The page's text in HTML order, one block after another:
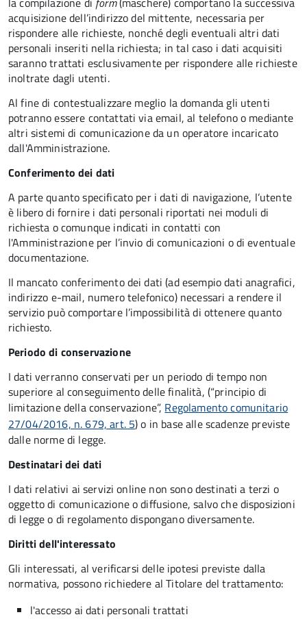
acquisizione dell’indirizzo del mittente, necessaria per
rispondere alle richieste, nonché degli eventuali altri dati
personali inseriti nella richiesta; in tal caso i dati acquisiti
saranno trattati esclusivamente per rispondere alle richieste
inoltrate dagli utenti.
Al fine di contestualizzare meglio la domanda gli utenti
potranno essere contattati via email, al telefono o mediante
altri sistemi di comunicazione da un operatore incaricato
dall'Amministrazione.
Conferimento dei dati
A parte quanto specificato per i dati di navigazione, l’utente
è libero di fornire i dati personali riportati nei moduli di
richiesta o comunque indicati in contatti con
l'Amministrazione per l’invio di comunicazioni o di eventuale
documentazione.
Il mancato conferimento dei dati (ad esempio dati anagrafici,
indirizzo e-mail, numero telefonico) necessari a rendere il
servizio può comportare l’impossibilità di ottenere quanto
richiesto.
Periodo di conservazione
I dati verranno conservati per un periodo di tempo non
superiore al conseguimento delle finalità, (“principio di
limitazione della conservazione”, Regolamento comunitario
27/04/2016, n. 679, art. 5) o in base alle scadenze previste
dalle norme di legge.
Destinatari dei dati
I dati relativi ai servizi online non sono destinati a terzi o
oggetto di comunicazione o diffusione, salvo che disposizioni
di legge o di regolamento dispongano diversamente.
Diritti dell'interessato
Gli interessati, al verificarsi delle ipotesi previste dalla
normativa, possono richiedere al Titolare del trattamento:
l'accesso ai dati personali trattati